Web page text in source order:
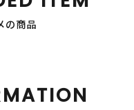
の商品